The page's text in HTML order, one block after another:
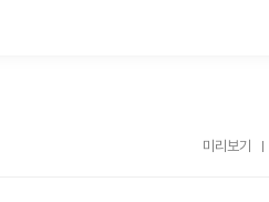
미리보기